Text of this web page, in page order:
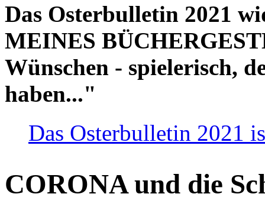
Das Osterbulletin 2021
MEINES
Wünschen - spielerisch,
haben..."
Das Osterbulletin 2021
CORONA und die